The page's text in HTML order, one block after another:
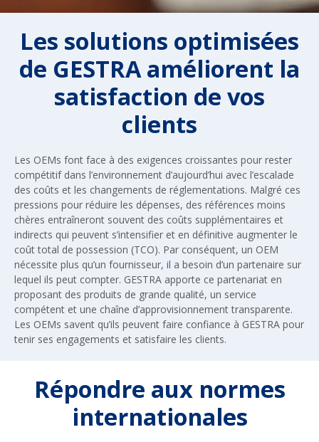
Les solutions optimisées
de GESTRA améliorent la
satisfaction de vos
clients
Les OEMs font face à des exigences croissantes pour rester
compétitif dans l’environnement d’aujourd’hui avec l’escalade
des coûts et les changements de réglementations. Malgré ces
pressions pour réduire les dépenses, des références moins
chères entraîneront souvent des coûts supplémentaires et
indirects qui peuvent s’intensifier et en définitive augmenter le
coût total de possession (TCO). Par conséquent, un OEM
nécessite plus qu’un fournisseur, il a besoin d’un partenaire sur
lequel ils peut compter. GESTRA apporte ce partenariat en
proposant des produits de grande qualité, un service
compétent et une chaîne d’approvisionnement transparente.
Les OEMs savent qu’ils peuvent faire confiance à GESTRA pour
tenir ses engagements et satisfaire les clients.
Répondre aux normes
internationales